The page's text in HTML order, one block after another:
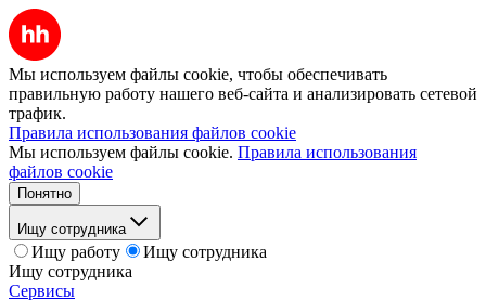
Мы используем файлы cookie, чтобы обеспечивать
правильную работу нашего веб-сайта и анализировать сетевой
трафик.
Правила использования файлов cookie
Мы используем файлы cookie. Правила использования
файлов cookie
Понятно
Ищу сотрудника
Ищу работу
Ищу сотрудника
Ищу сотрудника
Сервисы